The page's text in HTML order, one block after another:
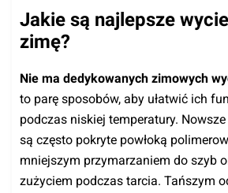
Jakie są najlepsze
zimę?
Nie ma dedykowanych zimowych
to parę sposobów, aby ułatwić ich
podczas niskiej temperatury.
są często pokryte powłoką
mniejszym przymarzaniem do szyb
zużyciem podczas tarcia. Tańszym